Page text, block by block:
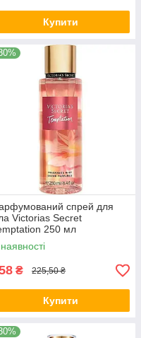
Купити
спрей для
Victorias Secret
250 мл
₴ 225,50 ₴
Купити